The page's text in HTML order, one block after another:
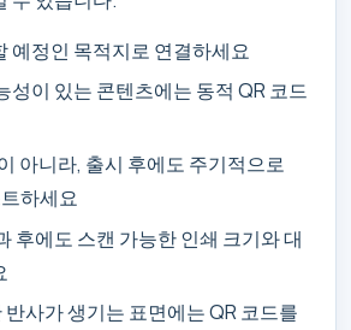
예정인 목적지로 연결하세요
성이 있는 콘텐츠에는 동적 QR 코드
아니라, 출시 후에도 주기적으로
하세요
후에도 스캔 가능한 인쇄 크기와 대
반사가 생기는 표면에는 QR 코드를